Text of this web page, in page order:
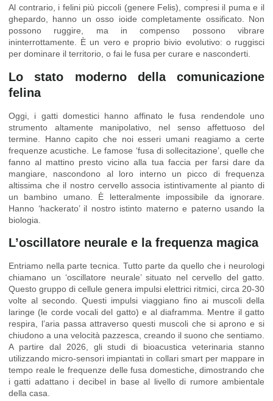
Al contrario, i felini più piccoli (genere Felis), compresi il puma e il
ghepardo, hanno un osso ioide completamente ossificato. Non
possono ruggire, ma in compenso possono vibrare
ininterrottamente. È un vero e proprio bivio evolutivo: o ruggisci
per dominare il territorio, o fai le fusa per curare e nasconderti.
Lo stato moderno della comunicazione
felina
Oggi, i gatti domestici hanno affinato le fusa rendendole uno
strumento altamente manipolativo, nel senso affettuoso del
termine. Hanno capito che noi esseri umani reagiamo a certe
frequenze acustiche. Le famose ‘fusa di sollecitazione’, quelle che
fanno al mattino presto vicino alla tua faccia per farsi dare da
mangiare, nascondono al loro interno un picco di frequenza
altissima che il nostro cervello associa istintivamente al pianto di
un bambino umano. È letteralmente impossibile da ignorare.
Hanno ‘hackerato’ il nostro istinto materno e paterno usando la
biologia.
L’oscillatore neurale e la frequenza magica
Entriamo nella parte tecnica. Tutto parte da quello che i neurologi
chiamano un ‘oscillatore neurale’ situato nel cervello del gatto.
Questo gruppo di cellule genera impulsi elettrici ritmici, circa 20-30
volte al secondo. Questi impulsi viaggiano fino ai muscoli della
laringe (le corde vocali del gatto) e al diaframma. Mentre il gatto
respira, l’aria passa attraverso questi muscoli che si aprono e si
chiudono a una velocità pazzesca, creando il suono che sentiamo.
A partire dal 2026, gli studi di bioacustica veterinaria stanno
utilizzando micro-sensori impiantati in collari smart per mappare in
tempo reale le frequenze delle fusa domestiche, dimostrando che
i gatti adattano i decibel in base al livello di rumore ambientale
della casa.